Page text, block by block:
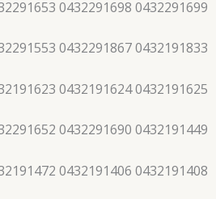
0432291698 0432291699
0432291867 0432191833
0432191624 0432191625
0432291690 0432191449
0432191406 0432191408